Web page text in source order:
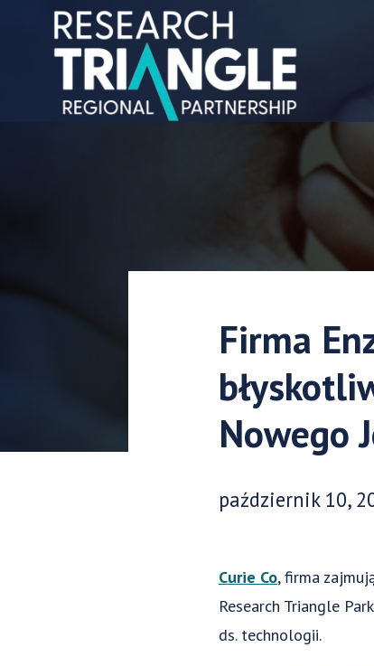
Przejdź do treści
Firma
Nowego
Data opublikowania:
październik 10,
Curie Co, firma
Research Triangle
ds. technologii.